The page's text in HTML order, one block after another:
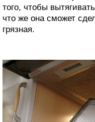
того, чтобы
что же она сможет
грязная.